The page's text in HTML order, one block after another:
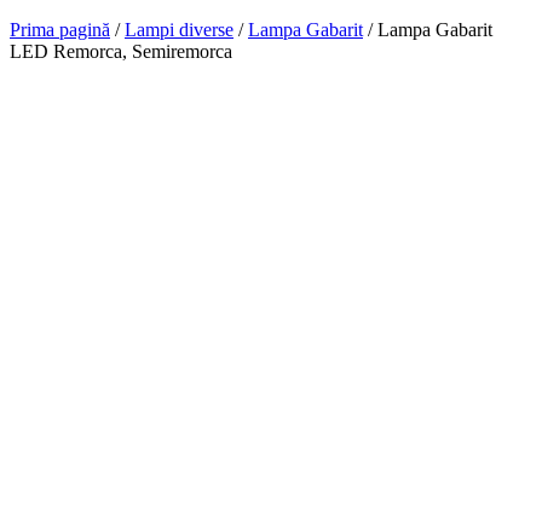
Prima pagină /Lampi diverse /Lampa Gabarit / Lampa Gabarit
LED Remorca, Semiremorca